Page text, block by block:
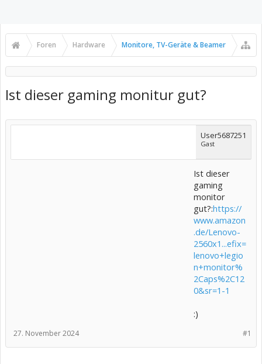
Foren Hardware Monitore, TV-Geräte & Beamer
Ist dieser gaming monitur gut?
User5687251
Gast
Ist dieser
gaming
monitor
gut?:https://
www.amazon
.de/Lenovo-
2560x1...efix=
lenovo+legio
n+monitor%
2Caps%2C12
0&sr=1-1
:)
#1
27. November 2024